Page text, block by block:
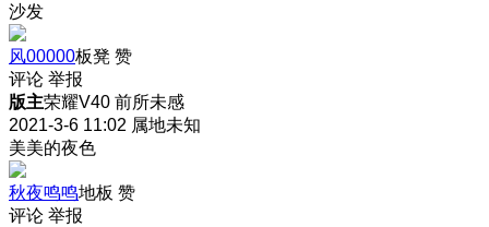
沙发
风00000板凳 赞
评论 举报
版主荣耀V40 前所未感
2021-3-6 11:02 属地未知
美美的夜色
秋夜鸣鸣地板 赞
评论 举报